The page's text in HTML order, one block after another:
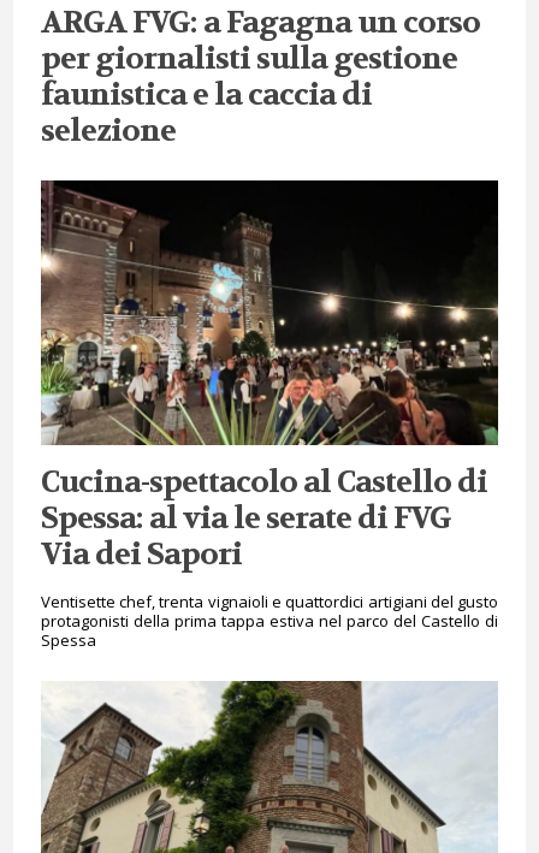
ARGA FVG: a Fagagna un corso
per giornalisti sulla gestione
faunistica e la caccia di
selezione
Cucina-spettacolo al Castello di
Spessa: al via le serate di FVG
Via dei Sapori
Ventisette chef, trenta vignaioli e quattordici artigiani del gusto
protagonisti della prima tappa estiva nel parco del Castello di
Spessa